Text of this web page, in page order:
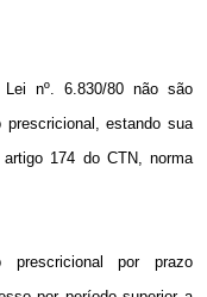
nº. 6.830/80 não são
estando sua
174 do CTN, norma
prescricional por prazo